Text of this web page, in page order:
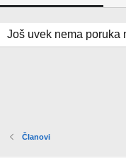
Još uvek nema poruka
Članovi